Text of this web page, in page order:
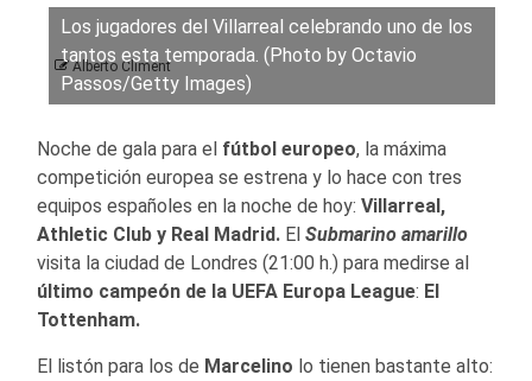
Alberto Climent
Los jugadores del Villarreal celebrando uno de los
tantos esta temporada. (Photo by Octavio
Passos/Getty Images)
Noche de gala para el fútbol europeo, la máxima
competición europea se estrena y lo hace con tres
equipos españoles en la noche de hoy: Villarreal,
Athletic Club y Real Madrid. El Submarino amarillo
visita la ciudad de Londres (21:00 h.) para medirse al
último campeón de la UEFA Europa League: El
Tottenham.
El listón para los de Marcelino lo tienen bastante alto: